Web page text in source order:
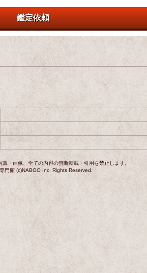
鑑定依頼
・画像、全ての内容の無断転載・引用を禁止します。
門館 (c)NABOO Inc. Rights Reserved.